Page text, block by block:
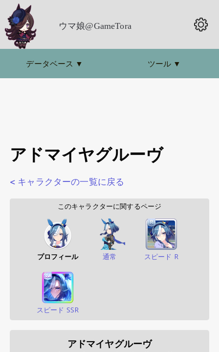
ウマ娘@GameTora
データベース ▼ ツール ▼
アドマイヤグルーヴ
< キャラクターの一覧に戻る
        このキャラクターに関するページ
プロフィール 通常 スピード R
スピード SSR
アドマイヤグルーヴ